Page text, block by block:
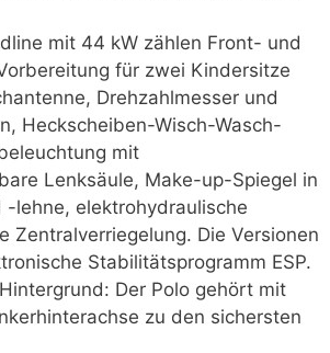
mit 44 kW zählen Front- und
für zwei Kindersitze
Drehzahlmesser und
Heckscheiben-Wisch-Wasch-
mit
Lenksäule, Make-up-Spiegel in
lehne, elektrohydraulische
Zentralverriegelung. Die Versionen
Stabilitätsprogramm ESP.
Der Polo gehört mit
zu den sichersten